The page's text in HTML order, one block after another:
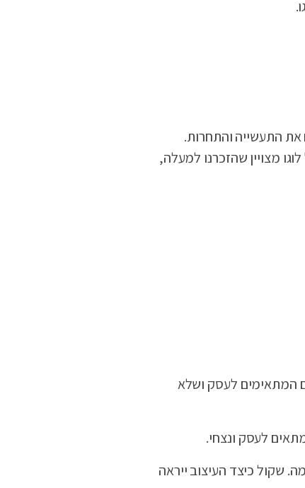
התעשייה והתחרות.
מצויין שהזכרנו למעלה,
המתאימים לעסק ושלא
לעסק ונצחי.
שקול כיצד העיצוב ייראה